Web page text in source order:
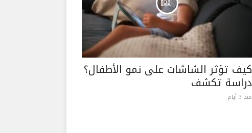
كيف تؤثر الشاشات على نمو الأطفال؟
دراسة تكشف
منذ 3 أيام